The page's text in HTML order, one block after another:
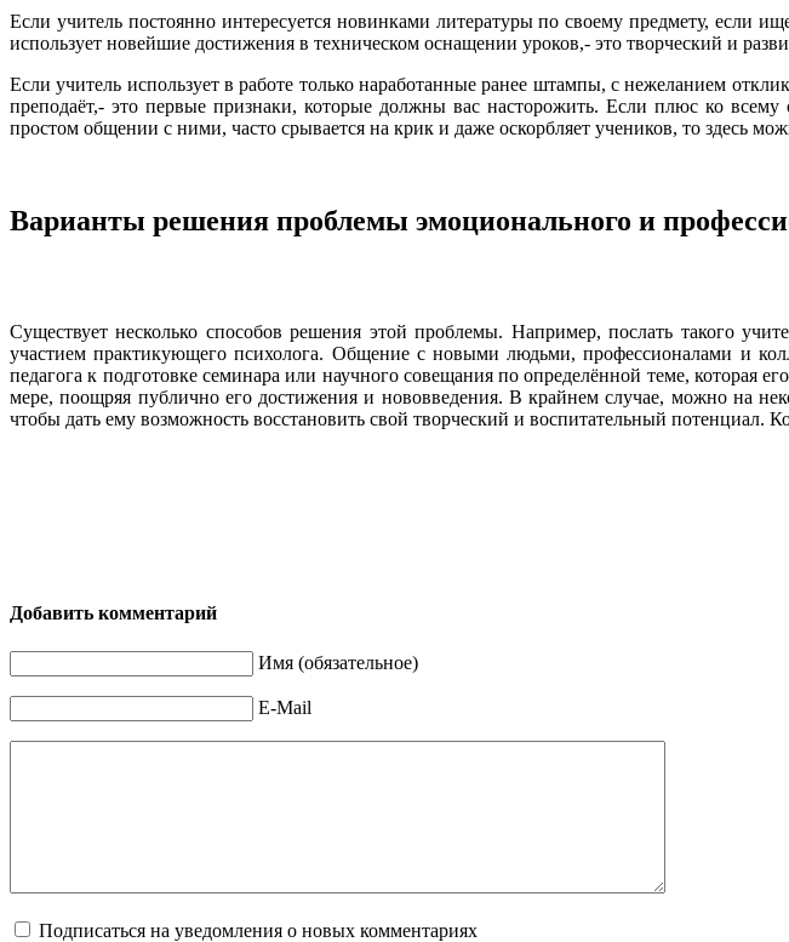
Если учитель постоянно интересуется новинками литературы по своему предмету, если
использует новейшие достижения в техническом оснащении уроков,- это творческий и
Если учитель использует в работе только наработанные ранее штампы, с нежеланием
преподаёт,- это первые признаки, которые должны вас насторожить. Если плюс ко
простом общении с ними, часто срывается на крик и даже оскорбляет учеников, то здесь
Варианты решения проблемы эмоционального и
Существует несколько способов решения этой проблемы. Например, послать такого
участием практикующего психолога. Общение с новыми людьми, профессионалами и
педагога к подготовке семинара или научного совещания по определённой теме, которая
мере, поощряя публично его достижения и нововведения. В крайнем случае, можно на
чтобы дать ему возможность восстановить свой творческий и воспитательный потенциал.
Добавить комментарий
Имя (обязательное)
E-Mail
Подписаться на уведомления о новых комментариях